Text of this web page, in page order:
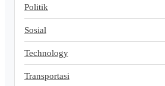
Politik
Sosial
Technology
Transportasi